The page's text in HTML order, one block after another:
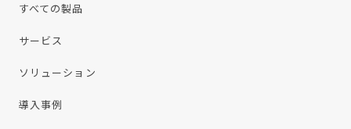
すべての製品
サービス
ソリューション
導入事例